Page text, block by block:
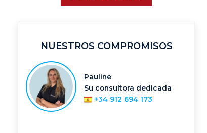
NUESTROS COMPROMISOS
Pauline
Su consultora dedicada
+34 912 694 173